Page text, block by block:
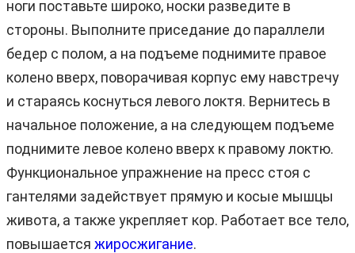
ноги поставьте широко, носки разведите в
стороны. Выполните приседание до параллели
бедер с полом, а на подъеме поднимите правое
колено вверх, поворачивая корпус ему навстречу
и стараясь коснуться левого локтя. Вернитесь в
начальное положение, а на следующем подъеме
поднимите левое колено вверх к правому локтю.
Функциональное упражнение на пресс стоя с
гантелями задействует прямую и косые мышцы
живота, а также укрепляет кор. Работает все тело,
повышается жиросжигание.